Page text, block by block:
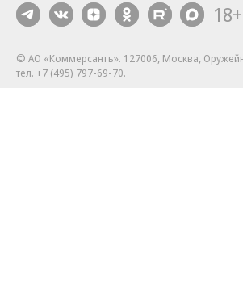
18+
© АО «Коммерсантъ». 127006, Москва,
тел. +7 (495) 797-69-70.